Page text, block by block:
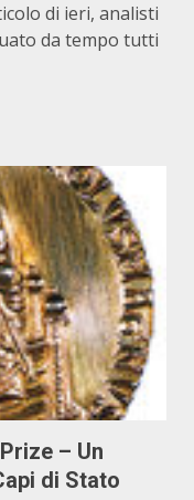
di ieri, analisti
da tempo tutti
– Un
di Stato